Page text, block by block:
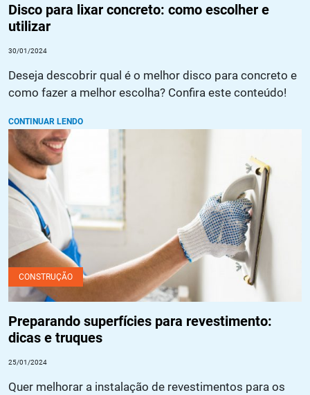
Disco para lixar concreto: como escolher e
utilizar
30/01/2024
Deseja descobrir qual é o melhor disco para concreto e
como fazer a melhor escolha? Confira este conteúdo!
CONTINUAR LENDO
Preparando superfícies para revestimento: dicas e truques
CONSTRUÇÃO
Preparando superfícies para revestimento:
dicas e truques
25/01/2024
Quer melhorar a instalação de revestimentos para os